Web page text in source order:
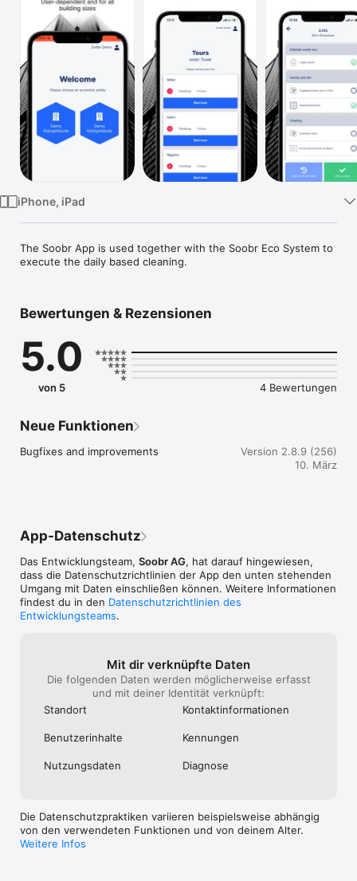
iPhone, iPad
The Soobr App is used together with the Soobr Eco System to
execute the daily based cleaning.
Bewertungen & Rezensionen
5.0
von 5 4 Bewertungen
Neue Funktionen
Bugfixes and improvements
Version 2.8.9 (256)
10. März
App-Datenschutz
Das Entwicklungsteam, Soobr AG, hat darauf hingewiesen,
dass die Datenschutz­richtlinien der App den unten stehenden
Umgang mit Daten einschließen können. Weitere Informationen
findest du in den Datenschutzrichtlinien des
Entwicklungsteams.
Mit dir verknüpfte Daten
Die folgenden Daten werden möglicherweise erfasst
und mit deiner Identität verknüpft:
Standort
Kontakt­informa­tionen
Benutzer­inhalte Kennungen
Nutzungs­daten Diagnose
Die Datenschutzpraktiken variieren beispielsweise abhängig
von den verwendeten Funktionen und von deinem Alter.
Weitere Infos